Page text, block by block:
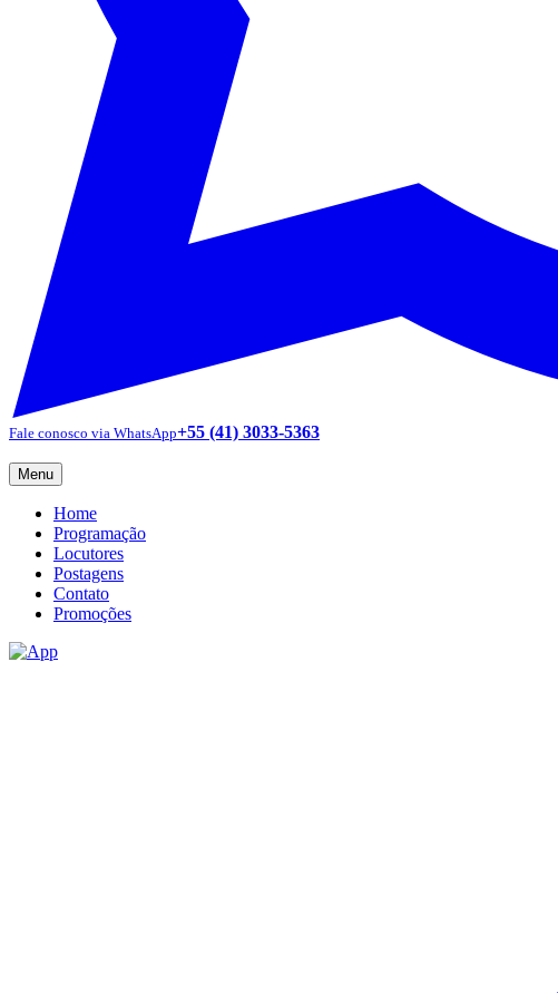
Fale conosco via WhatsApp+55 (41) 3033-5363
Menu
Home
Programação
Locutores
Postagens
Contato
Promoções